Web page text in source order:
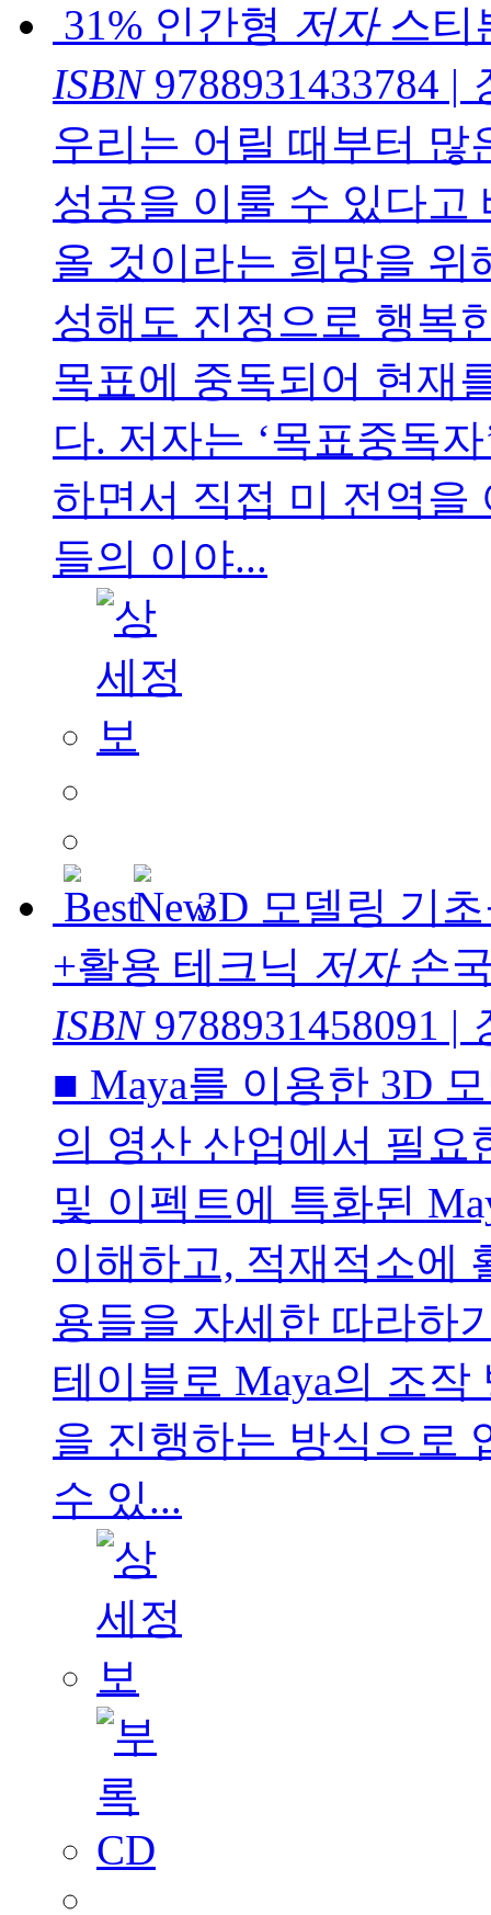
31% 인간형 저자스티
ISBN9788931433784 |
우리는 어릴 때부터 많
성공을 이룰 수 있다고
올 것이라는 희망을 위
성해도 진정으로 행복
목표에 중독되어 현재
다. 저자는 ‘목표중독
하면서 직접 미 전역을
들의 이야...
3D 모델링 기
+활용 테크닉 저자손
ISBN9788931458091 |
■ Maya를 이용한 3D
의 영산 산업에서 필요
및 이펙트에 특화된
이해하고, 적재적소에
용들을 자세한 따라하
테이블로 Maya의 조
을 진행하는 방식으로
수 있...